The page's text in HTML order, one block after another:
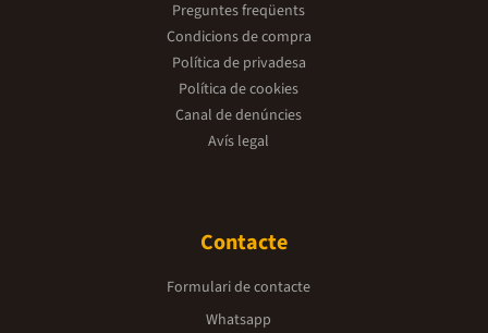
Preguntes freqüents
Condicions de compra
Política de privadesa
Política de cookies
Canal de denúncies
Avís legal
Contacte
Formulari de contacte
Whatsapp